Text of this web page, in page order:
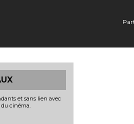
et sans lien avec
cinéma.